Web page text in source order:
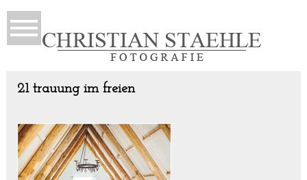
21 trauung im freien